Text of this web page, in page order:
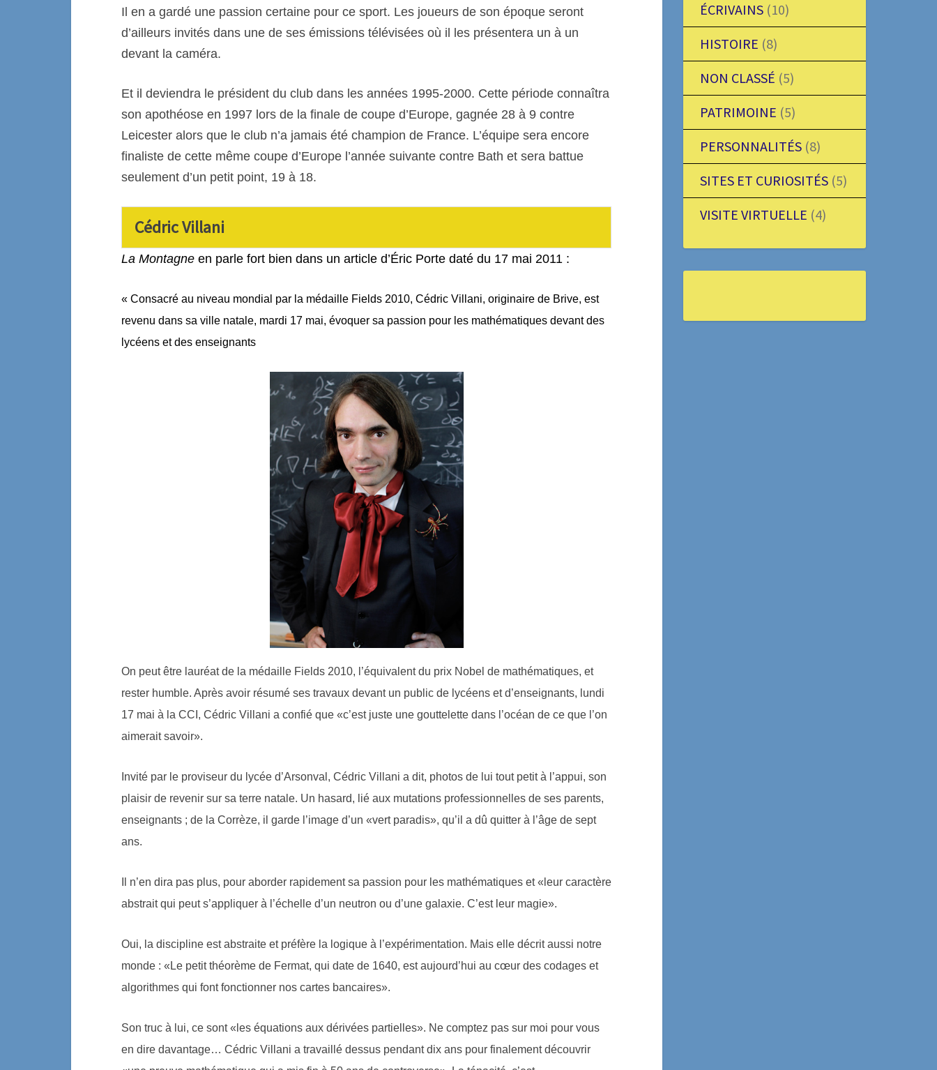
Il en a gardé une passion certaine pour ce sport. Les joueurs de son époque seront
d’ailleurs invités dans une de ses émissions télévisées où il les présentera un à un
devant la caméra.
Et il deviendra le président du club dans les années 1995-2000. Cette période connaîtra
son apothéose en 1997 lors de la finale de coupe d’Europe, gagnée 28 à 9 contre
Leicester alors que le club n’a jamais été champion de France. L’équipe sera encore
finaliste de cette même coupe d’Europe l’année suivante contre Bath et sera battue
seulement d’un petit point, 19 à 18.
Cédric Villani
La Montagne en parle fort bien dans un article d’Éric Porte daté du 17 mai 2011 :
« Consacré au niveau mondial par la médaille Fields 2010, Cédric Villani, originaire de Brive, est
revenu dans sa ville natale, mardi 17 mai, évoquer sa passion pour les mathématiques devant des
lycéens et des enseignants
On peut être lauréat de la médaille Fields 2010, l’équivalent du prix Nobel de mathématiques, et
rester humble. Après avoir résumé ses travaux devant un public de lycéens et d’enseignants, lundi
17 mai à la CCI, Cédric Villani a confié que «c’est juste une gouttelette dans l’océan de ce que l’on
aimerait savoir».
Invité par le proviseur du lycée d’Arsonval, Cédric Villani a dit, photos de lui tout petit à l’appui, son
plaisir de revenir sur sa terre natale. Un hasard, lié aux mutations professionnelles de ses parents,
enseignants ; de la Corrèze, il garde l’image d’un «vert paradis», qu’il a dû quitter à l’âge de sept
ans.
Il n’en dira pas plus, pour aborder rapidement sa passion pour les mathématiques et «leur caractère
abstrait qui peut s’appliquer à l’échelle d’un neutron ou d’une galaxie. C’est leur magie».
Oui, la discipline est abstraite et préfère la logique à l’expérimentation. Mais elle décrit aussi notre
monde : «Le petit théorème de Fermat, qui date de 1640, est aujourd’hui au cœur des codages et
algorithmes qui font fonctionner nos cartes bancaires».
Son truc à lui, ce sont «les équations aux dérivées partielles». Ne comptez pas sur moi pour vous
en dire davantage… Cédric Villani a travaillé dessus pendant dix ans pour finalement découvrir
ÉCRIVAINS(10)
HISTOIRE (8)
NON CLASSÉ (5)
PATRIMOINE (5)
PERSONNALITÉS(8)
SITES ET CURIOSITÉS(5)
VISITE VIRTUELLE (4)